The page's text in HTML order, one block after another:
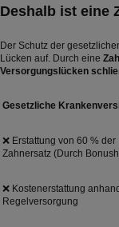
Deshalb ist eine
Der Schutz der
Lücken auf. Durch eine
Versorgungslücken
Gesetzliche
❌ Erstattung von 60 % der
Zahnersatz (Durch
❌ Kostenerstattung
Regelversorgung